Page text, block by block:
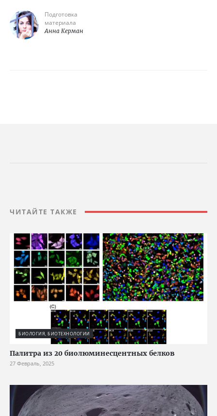
Подготовка
материала
Анна Керман
ЧИТАЙТЕ ТАКЖЕ
БИОЛОГИЯ, БИОТЕХНОЛОГИИ
Палитра из 20 биолюминесцентных белков
27 Февраль, 2025